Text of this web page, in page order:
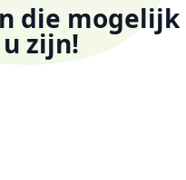
die mogelijk
zijn!